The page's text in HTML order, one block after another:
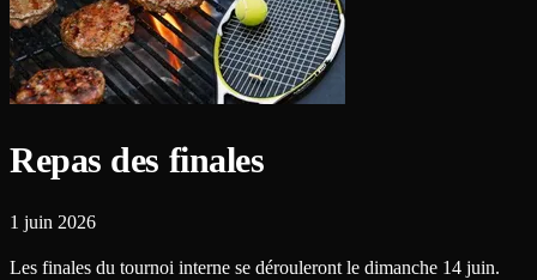
Repas des finales
1 juin 2026
Les finales du tournoi interne se dérouleront le dimanche 14 juin.